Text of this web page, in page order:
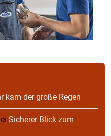
kam der große Regen
Sicherer Blick zum